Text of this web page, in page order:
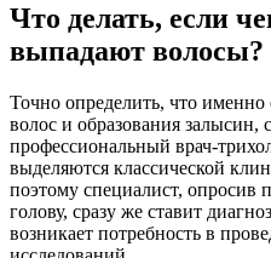
Что делать, если
выпадают волосы?
Точно определить, что именно
волос и образования залысин,
профессиональный врач-
выделяются классической
поэтому специалист, опросив
голову, сразу же ставит
возникает потребность в